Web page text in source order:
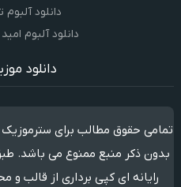
دانلود
دانلود آلبوم
دانلود
تمامی حقوق مطالب برای
رایانه ای کپی برداری از قالب و